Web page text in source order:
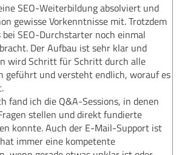
SEO-Weiterbildung absolviert und
gewisse Vorkenntnisse mit. Trotzdem
SEO-Durchstarter noch einmal
Der Aufbau ist sehr klar und
wird Schritt für Schritt durch alle
geführt und versteht endlich, worauf es
fand ich die Q&A-Sessions, in denen
stellen und direkt fundierte
konnte. Auch der E-Mail-Support ist
immer eine kompetente